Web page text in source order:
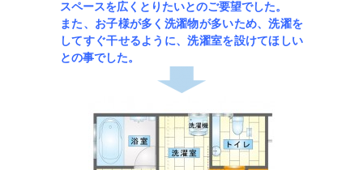
スペースを広くとりたいとのご要望でした。
また、お子様が多く洗濯物が多いため、洗濯を
してすぐ干せるように、洗濯室を設けてほしい
との事でした。